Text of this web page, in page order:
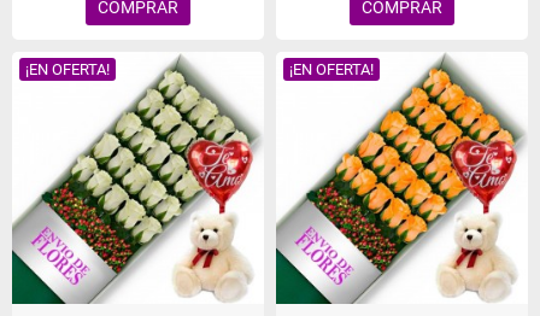
COMPRAR COMPRAR
¡EN OFERTA! ¡EN OFERTA!